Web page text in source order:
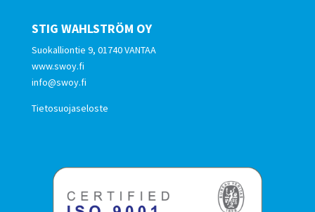
STIG WAHLSTRÖM OY
Suokalliontie 9, 01740 VANTAA
www.swoy.fi
info@swoy.fi
Tietosuojaseloste